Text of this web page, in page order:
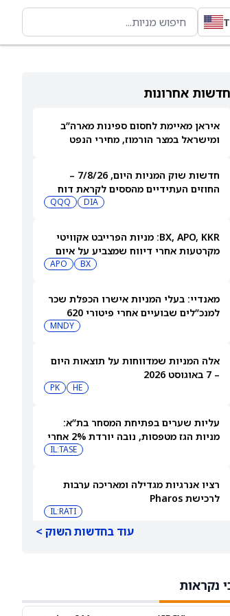
חדשות אחרונות
איראן מאיימת לחסום ספינות מארה”ב
ומישראל במצר הורמוז, מחירי הנפט
חדשות שוק המניות היום, 7/8/26 –
החוזים העתידיים מהססים לקראת דוח
DIA
QQQ
BX, APO, KKR: מניות הפרייבט אקוויטי
מקרטעות אחרי דיווח שמצביע על איום
BX
APO
מאנדיי: בעלי המניות אישרו הכפלת שכר
למנכ”לים שבועיים אחרי פיטורי 620
MNDY
אלה המניות שמדווחות על תוצאות היום
– 7 באוגוסט 2026
HE
PK
עליות שערים בפתיחת המסחר בת”א:
מניות הגז מטפסות, נובה יורדת 2% אחרי
IL:TASE
רציו אנרגיות מגדילה ומאריכה ערבות
לרכישת Pharos
IL:RATI
ספייס אקס (SPCX) עקפה את תחזיות
עוד בחדשות השוק >
נקראות